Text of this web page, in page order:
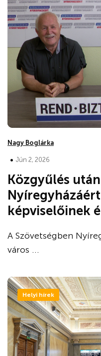
Nagy Boglárka
• Jún 2, 2026
Közgyűlés
képviselőinek
A Szövetségben
város ...
Helyi hírek